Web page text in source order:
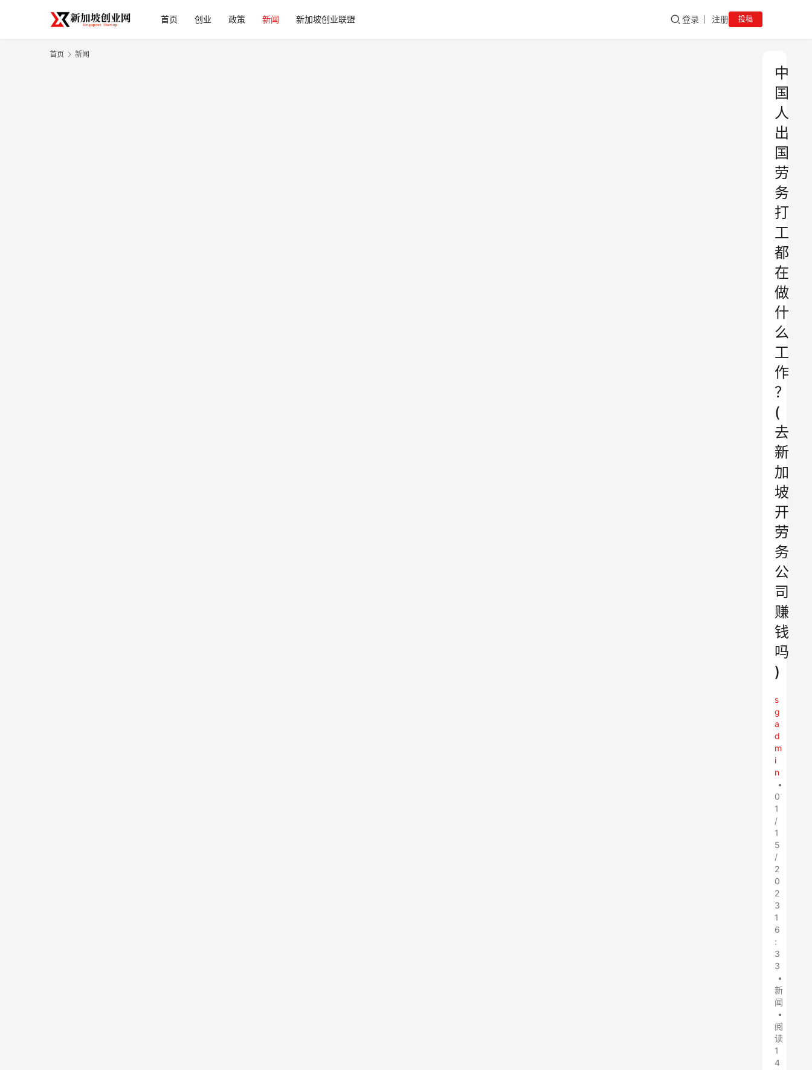
首页 创业 政策 新闻 新加坡创业联盟 登录 注册 投稿
首页 新闻
中
国
人
出
国
劳
务
打
工
都
在
做
什
么
工
作
？
(
去
新
加
坡
开
劳
务
公
司
赚
钱
吗
)
s
g
a
d
m
i
n
•
0
1
/
1
5
/
2
0
2
3
1
6
:
3
3
•
新
闻
•
阅
读
1
4